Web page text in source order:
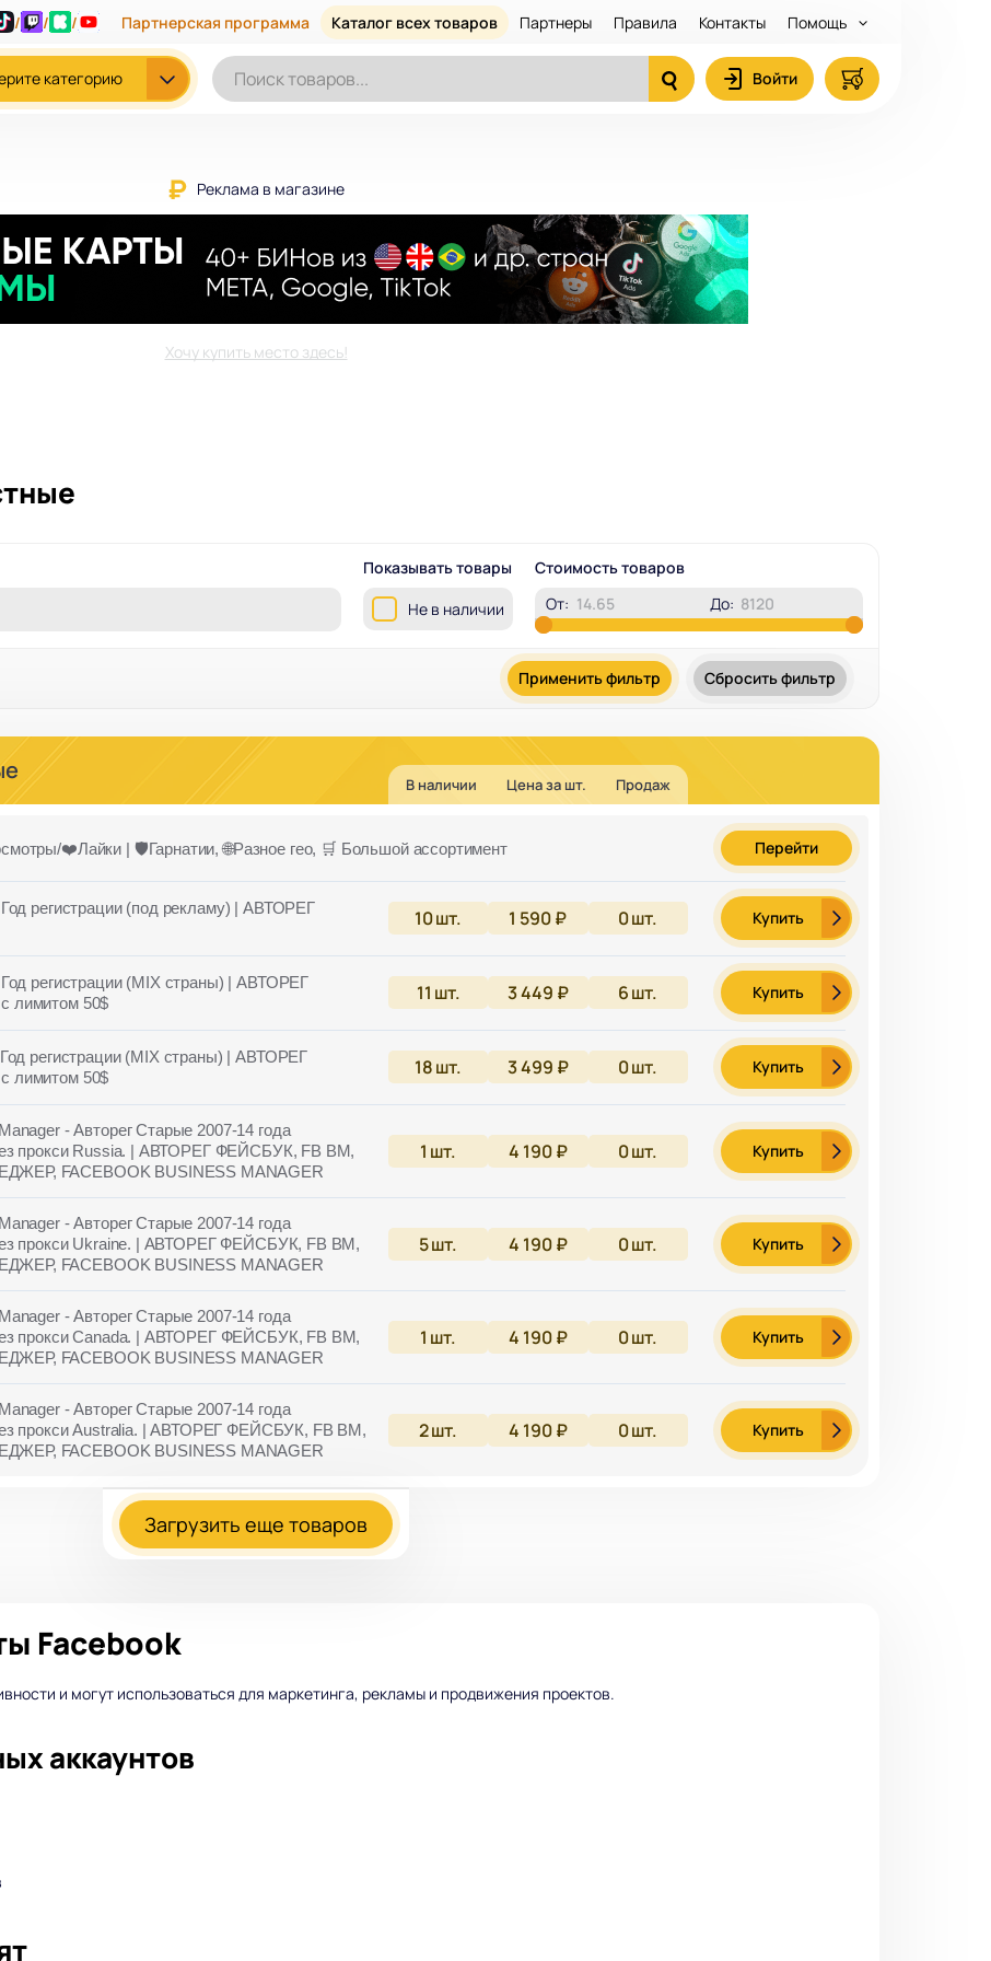
/ / / Партнерская программа Каталог всех товаров Партнеры Правила Контакты Помощь
категорию Войти
Реклама в магазине
Хочу купить место здесь!
Показывать товары
Не в наличии
Стоимость товаров
От:
До:
Применить фильтр Сбросить фильтр
В наличии Цена за шт. Продаж
❤️Лайки | 🛡️Гарнатии, 🌐Разное гео, 🛒 Большой ассортимент Перейти
регистрации (под рекламу) | АВТОРЕГ
10шт. 1 590 ₽ 0шт. Купить
регистрации (MIX страны) | АВТОРЕГ
лимитом 50$
11 шт. 3 449 ₽ 6шт. Купить
регистрации (MIX страны) | АВТОРЕГ
лимитом 50$
18шт. 3 499 ₽ 0шт. Купить
- Авторег Старые 2007-14 года
прокси Russia. | АВТОРЕГ ФЕЙСБУК, FB BM,
FACEBOOK BUSINESS MANAGER
1 шт. 4 190 ₽ 0шт. Купить
- Авторег Старые 2007-14 года
прокси Ukraine. | АВТОРЕГ ФЕЙСБУК, FB BM,
FACEBOOK BUSINESS MANAGER
5шт. 4 190 ₽ 0шт. Купить
- Авторег Старые 2007-14 года
прокси Canada. | АВТОРЕГ ФЕЙСБУК, FB BM,
FACEBOOK BUSINESS MANAGER
1 шт. 4 190 ₽ 0шт. Купить
- Авторег Старые 2007-14 года
прокси Australia. | АВТОРЕГ ФЕЙСБУК, FB BM,
FACEBOOK BUSINESS MANAGER
2шт. 4 190 ₽ 0шт. Купить
Загрузить еще товаров
Facebook
и могут использоваться для маркетинга, рекламы и продвижения проектов.
аккаунтов